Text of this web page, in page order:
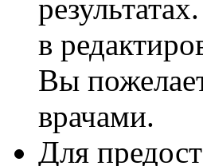
в
Вы
врачами.
Для